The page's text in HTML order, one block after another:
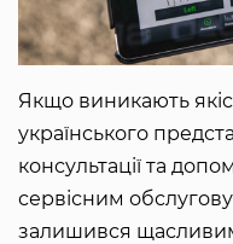
Якщо виникають
українського
консультації та
сервісним
залишився